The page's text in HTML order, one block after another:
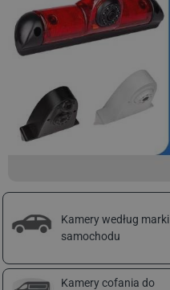
Kamery według marki
samochodu
Kamery cofania do